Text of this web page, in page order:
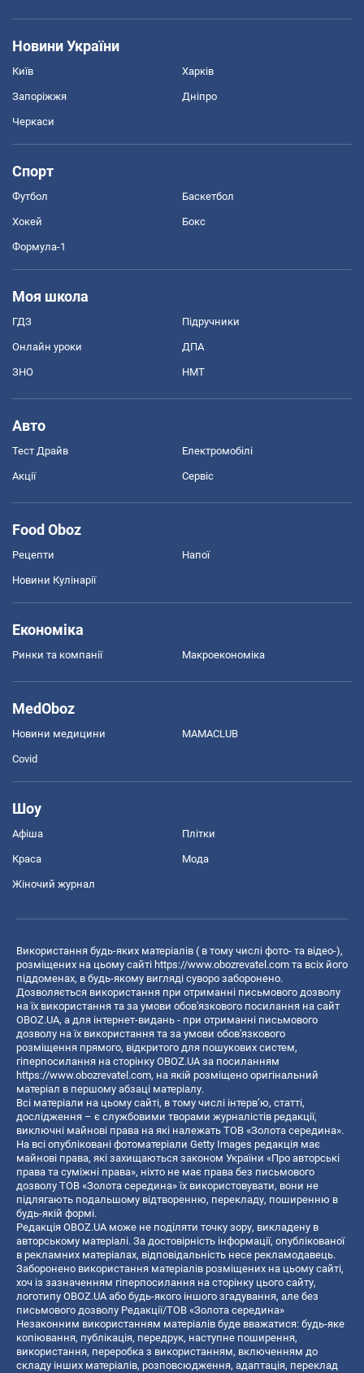
Новини України
Київ Харків
Запоріжжя Дніпро
Черкаси
Спорт
Футбол Баскетбол
Хокей Бокс
Формула-1
Моя школа
ГДЗ Підручники
Онлайн уроки ДПА
ЗНО НМТ
Авто
Тест Драйв Електромобілі
Акції Сервіс
Food Oboz
Рецепти Напої
Новини Кулінарії
Економіка
Ринки та компанії Макроекономіка
MedOboz
Новини медицини MAMACLUB
Covid
Шоу
Афіша Плітки
Краса Мода
Жіночий журнал
Використання будь-яких матеріалів ( в тому числі фото- та відео-),
розміщених на цьому сайті https://www.obozrevatel.com та всіх його
піддоменах, в будь-якому вигляді суворо заборонено.
Дозволяється використання при отриманні письмового дозволу
на їх використання та за умови обов'язкового посилання на сайт
OBOZ.UA, а для інтернет-видань - при отриманні письмового
дозволу на їх використання та за умови обов'язкового
розміщення прямого, відкритого для пошукових систем,
гіперпосилання на сторінку OBOZ.UA за посиланням
https://www.obozrevatel.com, на якій розміщено оригінальний
матеріал в першому абзаці матеріалу.
Всі матеріали на цьому сайті, в тому числі інтерв’ю, статті,
дослідження – є службовими творами журналістів редакції,
виключні майнові права на які належать ТОВ «Золота середина».
На всі опубліковані фотоматеріали Getty Images редакція має
майнові права, які захищаються законом України «Про авторські
права та суміжні права», ніхто не має права без письмового
дозволу ТОВ «Золота середина» їх використовувати, вони не
підлягають подальшому відтворенню, перекладу, поширенню в
будь-якій формі.
Редакція OBOZ.UA може не поділяти точку зору, викладену в
авторському матеріалі. За достовірність інформації, опублікованої
в рекламних матеріалах, відповідальність несе рекламодавець.
Заборонено використання матеріалів розміщених на цьому сайті,
хоч із зазначенням гіперпосилання на сторінку цього сайту,
логотипу OBOZ.UA або будь-якого іншого згадування, але без
письмового дозволу Редакції/ТОВ «Золота середина»
Незаконним використанням матеріалів буде вважатися: будь-яке
копiювання, публiкацiя, передрук, наступне поширення,
використання, переробка з використанням, включенням до
складу інших матеріалів, розповсюдження, адаптація, переклад